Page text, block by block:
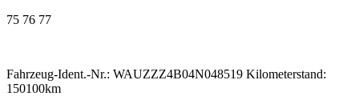
75 76 77
Fahrzeug-Ident.-Nr.: WAUZZZ4B04N048519 Kilometerstand:
150100km